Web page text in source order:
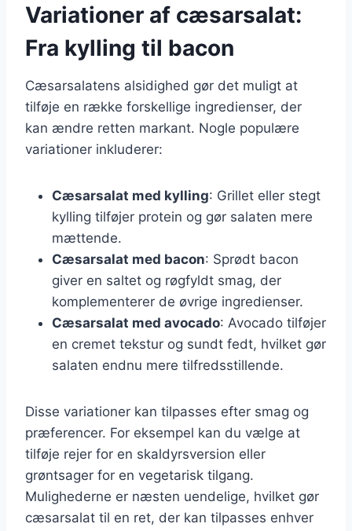
Variationer af cæsarsalat:
Fra kylling til bacon
Cæsarsalatens alsidighed gør det muligt at
tilføje en række forskellige ingredienser, der
kan ændre retten markant. Nogle populære
variationer inkluderer:
Cæsarsalat med kylling: Grillet eller stegt
kylling tilføjer protein og gør salaten mere
mættende.
Cæsarsalat med bacon: Sprødt bacon
giver en saltet og røgfyldt smag, der
komplementerer de øvrige ingredienser.
Cæsarsalat med avocado: Avocado tilføjer
en cremet tekstur og sundt fedt, hvilket gør
salaten endnu mere tilfredsstillende.
Disse variationer kan tilpasses efter smag og
præferencer. For eksempel kan du vælge at
tilføje rejer for en skaldyrsversion eller
grøntsager for en vegetarisk tilgang.
Mulighederne er næsten uendelige, hvilket gør
cæsarsalat til en ret, der kan tilpasses enhver